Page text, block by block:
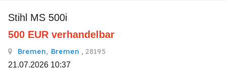
Stihl MS 500i
500 EUR verhandelbar
Bremen, Bremen , 28195
21.07.2026 10:37